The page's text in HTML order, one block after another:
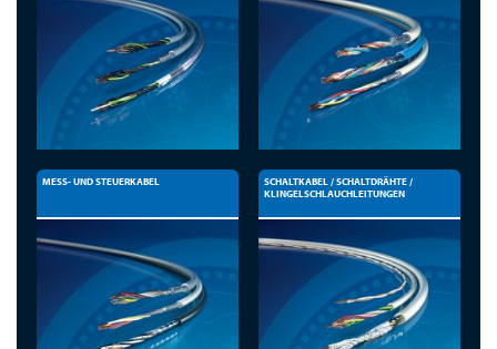
MESS- UND STEUERKABEL
SCHALTKABEL / SCHALTDRÄHTE /
KLINGELSCHLAUCHLEITUNGEN